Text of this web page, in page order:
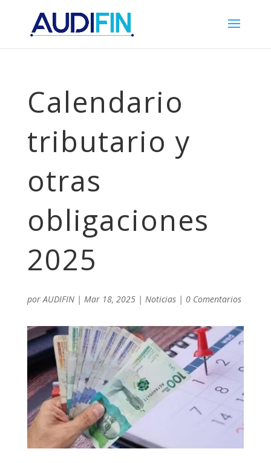
Calendario
tributario y
otras
obligaciones
2025
porAUDIFIN| Mar 18, 2025| Noticias| 0 Comentarios